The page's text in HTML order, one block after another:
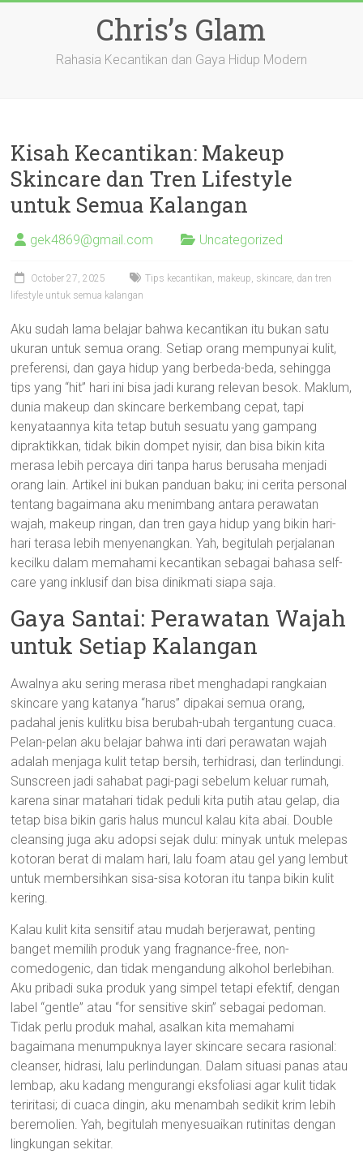
Chris’s Glam
Rahasia Kecantikan dan Gaya Hidup Modern
Kisah Kecantikan: Makeup
Skincare dan Tren Lifestyle
untuk Semua Kalangan
gek4869@gmail.com Uncategorized
October 27, 2025
Tips kecantikan, makeup, skincare, dan tren
lifestyle untuk semua kalangan
Aku sudah lama belajar bahwa kecantikan itu bukan satu
ukuran untuk semua orang. Setiap orang mempunyai kulit,
preferensi, dan gaya hidup yang berbeda-beda, sehingga
tips yang “hit” hari ini bisa jadi kurang relevan besok. Maklum,
dunia makeup dan skincare berkembang cepat, tapi
kenyataannya kita tetap butuh sesuatu yang gampang
dipraktikkan, tidak bikin dompet nyisir, dan bisa bikin kita
merasa lebih percaya diri tanpa harus berusaha menjadi
orang lain. Artikel ini bukan panduan baku; ini cerita personal
tentang bagaimana aku menimbang antara perawatan
wajah, makeup ringan, dan tren gaya hidup yang bikin hari-
hari terasa lebih menyenangkan. Yah, begitulah perjalanan
kecilku dalam memahami kecantikan sebagai bahasa self-
care yang inklusif dan bisa dinikmati siapa saja.
Gaya Santai: Perawatan Wajah
untuk Setiap Kalangan
Awalnya aku sering merasa ribet menghadapi rangkaian
skincare yang katanya “harus” dipakai semua orang,
padahal jenis kulitku bisa berubah-ubah tergantung cuaca.
Pelan-pelan aku belajar bahwa inti dari perawatan wajah
adalah menjaga kulit tetap bersih, terhidrasi, dan terlindungi.
Sunscreen jadi sahabat pagi-pagi sebelum keluar rumah,
karena sinar matahari tidak peduli kita putih atau gelap, dia
tetap bisa bikin garis halus muncul kalau kita abai. Double
cleansing juga aku adopsi sejak dulu: minyak untuk melepas
kotoran berat di malam hari, lalu foam atau gel yang lembut
untuk membersihkan sisa-sisa kotoran itu tanpa bikin kulit
kering.
Kalau kulit kita sensitif atau mudah berjerawat, penting
banget memilih produk yang fragnance-free, non-
comedogenic, dan tidak mengandung alkohol berlebihan.
Aku pribadi suka produk yang simpel tetapi efektif, dengan
label “gentle” atau “for sensitive skin” sebagai pedoman.
Tidak perlu produk mahal, asalkan kita memahami
bagaimana menumpuknya layer skincare secara rasional:
cleanser, hidrasi, lalu perlindungan. Dalam situasi panas atau
lembap, aku kadang mengurangi eksfoliasi agar kulit tidak
teriritasi; di cuaca dingin, aku menambah sedikit krim lebih
beremolien. Yah, begitulah menyesuaikan rutinitas dengan
lingkungan sekitar.